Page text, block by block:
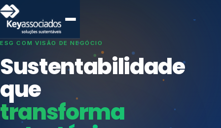
SISTEMAS DE GESTÃO OTIMIZADOS E INTEGRADOS
Conformidade que
protege seu
negócio.
Índices de Mercado